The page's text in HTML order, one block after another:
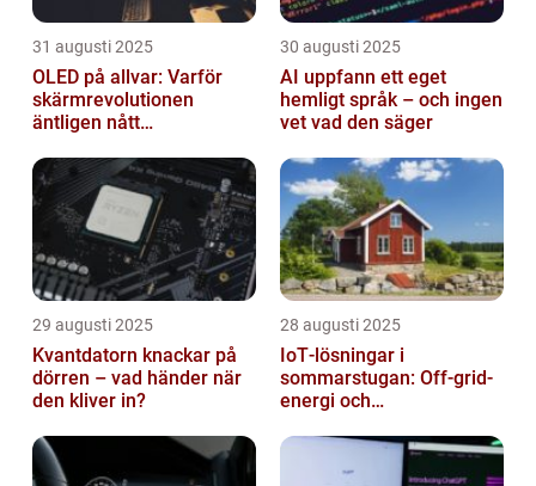
31 augusti 2025
OLED på allvar: Varför
skärmrevolutionen
äntligen nått
30 augusti 2025
AI uppfann ett eget
hemligt språk – och ingen
vet vad den säger
29 augusti 2025
Kvantdatorn knackar på
dörren – vad händer när
den kliver in?
28 augusti 2025
IoT‑lösningar i
sommarstugan: Off‑grid-
energi och